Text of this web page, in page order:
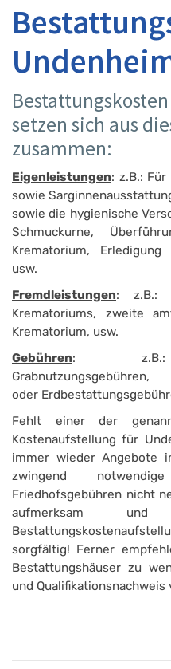
setzen sich aus
zusammen:
Eigenleistungen: z.B.:
sowie
sowie die hygienische
Schmuckurne,
Krematorium,
usw.
Fremdleistungen: z.B.:
Krematoriums, zweite
Krematorium, usw.
Gebühren: z.B.:
oder
Fehlt einer der
Kostenaufstellung für
immer wieder Angebote
zwingend
Friedhofsgebühren nicht
aufmerksam und
sorgfältig! Ferner
Bestattungshäuser zu
und